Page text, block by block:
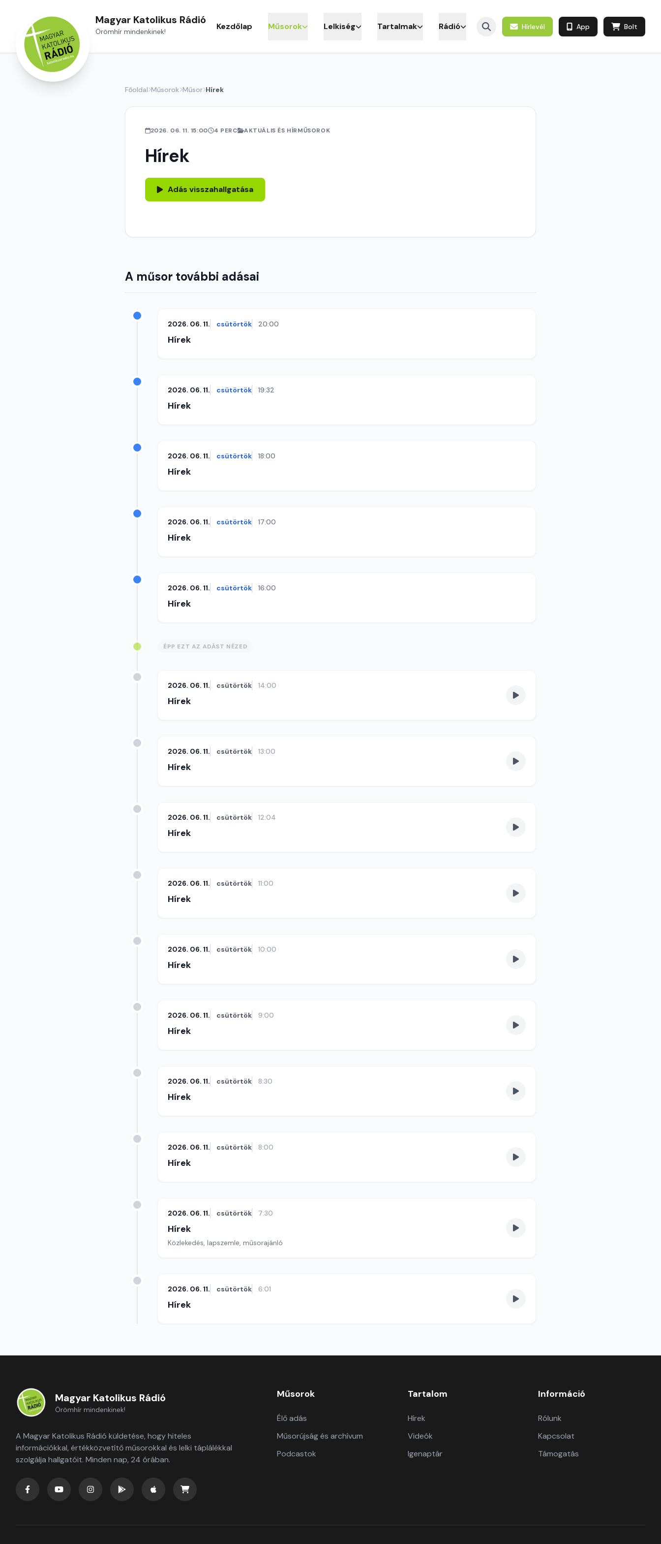
Magyar Katolikus Rádió
Örömhír mindenkinek! Kezdőlap Műsorok Lelkiség Tartalmak Rádió Hírlevél App Bolt
Főoldal Műsorok Műsor Hírek
2026. 06. 11. 15:00 4 PERC AKTUÁLIS ÉS HÍRMŰSOROK
Hírek
Adás visszahallgatása
A műsor további adásai
2026. 06. 11. csütörtök 20:00
Hírek
2026. 06. 11. csütörtök 19:32
Hírek
2026. 06. 11. csütörtök 18:00
Hírek
2026. 06. 11. csütörtök 17:00
Hírek
2026. 06. 11. csütörtök 16:00
Hírek
ÉPP EZT AZ ADÁST NÉZED
2026. 06. 11. csütörtök 14:00
Hírek
2026. 06. 11. csütörtök 13:00
Hírek
2026. 06. 11. csütörtök 12:04
Hírek
2026. 06. 11. csütörtök 11:00
Hírek
2026. 06. 11. csütörtök 10:00
Hírek
2026. 06. 11. csütörtök 9:00
Hírek
2026. 06. 11. csütörtök 8:30
Hírek
2026. 06. 11. csütörtök 8:00
Hírek
2026. 06. 11. csütörtök 7:30
Hírek
Közlekedés, lapszemle, műsorajánló
2026. 06. 11. csütörtök 6:01
Hírek
Magyar Katolikus Rádió
Örömhír mindenkinek!
A Magyar Katolikus Rádió küldetése, hogy hiteles
információkkal, értékközvetítő műsorokkal és lelki táplálékkal
szolgálja hallgatóit. Minden nap, 24 órában.
Műsorok
Élő adás
Műsorújság és archívum
Podcastok
Tartalom
Hírek
Videók
Igenaptár
Információ
Rólunk
Kapcsolat
Támogatás